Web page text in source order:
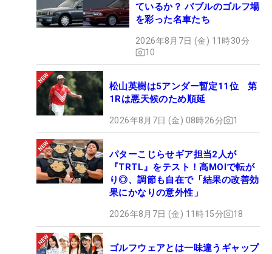
ているか？ バブルのゴルフ場
を彩った名車たち
2026年8月7日 (金) 11時30分
10
松山英樹は5アンダー暫定11位 第
1Rは悪天候のため順延
2026年8月7日 (金) 08時26分 1
パターこじらせギア担当2人が
『TRTL』をテスト！高MOIで転が
り◎、調節も自在で「結果の改善効
果にかなりの意外性」
2026年8月7日 (金) 11時15分 18
ゴルフウェアとは一味違うギャップ